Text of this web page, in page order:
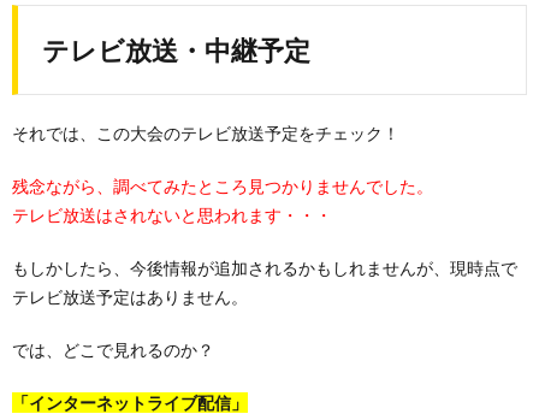
テレビ放送・中継予定
それでは、この大会のテレビ放送予定をチェック！
残念ながら、調べてみたところ見つかりませんでした。
テレビ放送はされないと思われます・・・
もしかしたら、今後情報が追加されるかもしれませんが、現時点で
テレビ放送予定はありません。
では、どこで見れるのか？
「インターネットライブ配信」